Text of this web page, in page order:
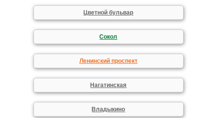
Цветной бульвар
Сокол
Ленинский проспект
Нагатинская
Владыкино